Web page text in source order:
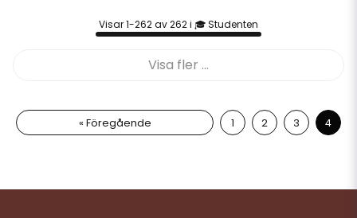
Visar 1-262 av 262 i 🎓 Studenten
Visa fler ...
« Föregående 1 2 3 4